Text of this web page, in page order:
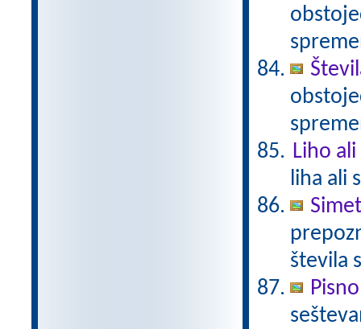
Liho
liha ali
števila